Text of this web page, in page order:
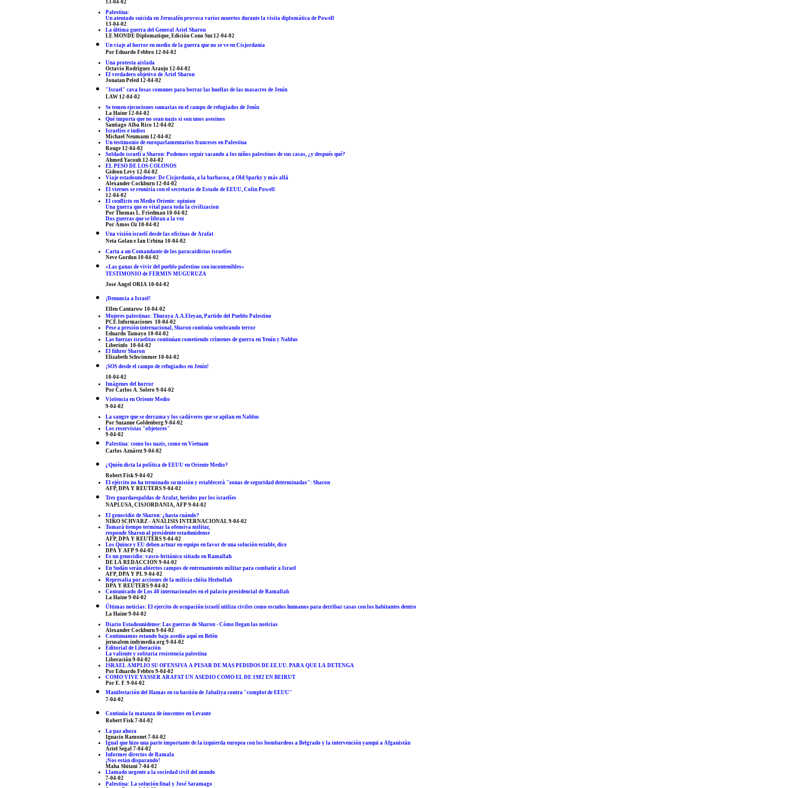
13-04-02
Palestina:
Un atentado suicida en Jerusalén provoca varios muertos durante la visita diplomática de Powell
13-04-02
La última guerra del General Ariel Sharon
LE MONDE Diplomatique, Edición Cono Sur.12-04-02
Un viaje al horror en medio de la guerra que no se ve en Cisjordania
Por Eduardo Febbro 12-04-02
Una protesta aislada
Octavio Rodríguez Araujo 12-04-02
El verdadero objetivo de Ariel Sharon
Jonatan Peled 12-04-02
"Israel" cava fosas comunes para borrar las huellas de las masacres de Jenín
LAW 12-04-02
Se temen ejecuciones sumarias en el campo de refugiados de Jenín
La Haine 12-04-02
Qué importa que no sean nazis si son unos asesinos
Santiago Alba Rico 12-04-02
Israelíes e indios
Michael Neumann 12-04-02
Un testimonio de europarlamentarios franceses en Palestina
Rouge 12-04-02
Soldado israelí a Sharon: Podemos seguir sacando a los niños palestinos de sus casas, ¿y después qué?
Ahmed Yacoub 12-04-02
EL PESO DE LOS COLONOS
Gideon Levy 12-04-02
Viaje estadounidense: De Cisjordania, a la barbacoa, a Old Sparky y más allá
Alexander Cockburn 12-04-02
El viernes se reuniría con el secretario de Estado de EEUU, Colin Powell
12-04-02
El conflicto en Medio Oriente: opinion
Una guerra que es vital para toda la civilizacion
Por Thomas L. Friedman 10-04-02
Dos guerras que se libran a la vez
Por Amos Oz 10-04-02
Una visión israelí desde las oficinas de Arafat
Neta Golan e Ian Urbina 10-04-02
Carta a un Comandante de los paracaidistas israelíes
Neve Gordon 10-04-02
«Las ganas de vivir del pueblo palestino son incontenibles»
TESTIMONIO de FERMIN MUGURUZA
Jose Angel ORIA 10-04-02
¡Denuncia a Israel!
Ellen Cantarow 10-04-02
Mujeres palestinas: Thuraya A.A.Eleyan, Partido del Pueblo Palestino
PCE Informaciones 10-04-02
Pese a presión internacional, Sharon continúa sembrando terror
Eduardo Tamayo 10-04-02
Las fuerzas israelitas continúan cometiendo crímenes de guerra en Yenín y Nablus
Liberinfo 10-04-02
El führer Sharon
Elizabeth Schwimmer 10-04-02
¡SOS desde el campo de refugiados en Jenín!
10-04-02
Imágenes del horror
Por Carlos A. Solero 9-04-02
Violencia en Oriente Medio
9-04-02
La sangre que se derrama y los cadáveres que se apilan en Nablus
Por Suzanne Goldenberg 9-04-02
Los reservistas "objetores"
9-04-02
Palestina: como los nazis, como en Vietnam
Carlos Aznárez 9-04-02
¿Quién dicta la política de EEUU en Oriente Medio?
Robert Fisk 9-04-02
El ejército no ha terminado su misión y establecerá "zonas de seguridad determinadas": Sharon
AFP, DPA Y REUTERS 9-04-02
Tres guardaespaldas de Arafat, heridos por los israelíes
NAPLUSA, CISJORDANIA, AFP 9-04-02
El genocidio de Sharon: ¿hasta cuándo?
NIKO SCHVARZ - ANALISIS INTERNACIONAL 9-04-02
Tomará tiempo terminar la ofensiva militar,
responde Sharon al presidente estadunidense
AFP, DPA Y REUTERS 9-04-02
Los Quince y EU deben actuar en equipo en favor de una solución estable, dice
DPA Y AFP 9-04-02
Es un genocidio: vasco-británico sitiado en Ramallah
DE LA REDACCION 9-04-02
En Sudán serán abiertos campos de entrenamiento militar para combatir a Israel
AFP, DPA Y PL 9-04-02
Represalia por acciones de la milicia chiíta Hezbollah
DPA Y REUTERS 9-04-02
Comunicado de Los 40 internacionales en el palacio presidencial de Ramallah
La Haine 9-04-02
Últimas noticias: El ejercito de ocupación israelí utiliza civiles como escudos humanos para derribar casas con los habitantes dentro
La Haine 9-04-02
Diario Estadounidense: Las guerras de Sharon - Cómo llegan las noticias
Alexander Cockburn 9-04-02
Continuamos estando bajo asedio aquí en Belén
jerusalem.indymedia.org 9-04-02
Editorial de Liberación
La valiente y solitaria resistencia palestina
Liberación 9-04-02
ISRAEL AMPLIO SU OFENSIVA A PESAR DE MAS PEDIDOS DE EE.UU. PARA QUE LA DETENGA
Por Eduardo Febbro 9-04-02
COMO VIVE YASSER ARAFAT UN ASEDIO COMO EL DE 1982 EN BEIRUT
Por E. F. 9-04-02
Manifestación del Hamas en su bastión de Jabaliya contra "complot de EEUU"
7-04-02
Continúa la matanza de inocentes en Levante
Robert Fisk 7-04-02
La paz ahora
Ignacio Ramonet 7-04-02
Igual que hizo una parte importante de la izquierda europea con los bombardeos a Belgrado y la intervención yanqui a Afganistán
Ariel Segal 7-04-02
Informes directos de Ramala
¡Nos están disparando!
Maha Sbitani 7-04-02
Llamado urgente a la sociedad civil del mundo
7-04-02
Palestina: La solución final y José Saramago